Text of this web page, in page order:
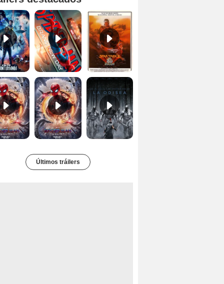
Ant-Man y la Avispa: Quantumanía Tráiler (2) Spider-Man: Brand New Day Tráiler (3)
Spider-Man: No Way Home Teaser Tráiler 'Spider-Man: No Way Home' La Odisea Tráiler (3)
Últimos tráilers